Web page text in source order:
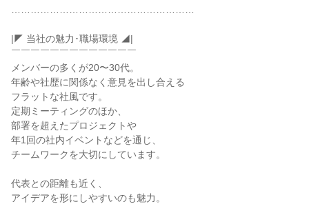
|◤ 当社の魅力･職場環境 ◢|
￣￣￣￣￣￣￣￣￣￣￣￣￣
メンバーの多くが20〜30代。
年齢や社歴に関係なく意見を出し合える
フラットな社風です。
定期ミーティングのほか、
部署を超えたプロジェクトや
年1回の社内イベントなどを通じ、
チームワークを大切にしています。
代表との距離も近く、
アイデアを形にしやすいのも魅力。